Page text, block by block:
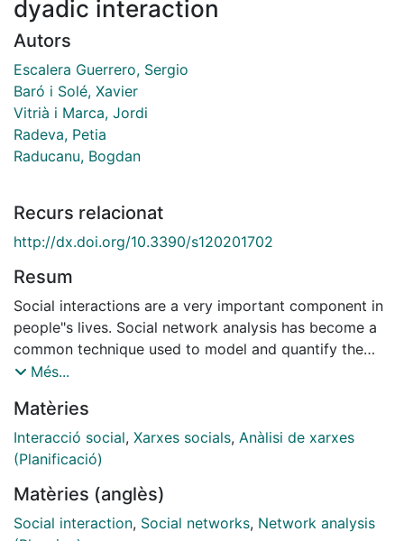
dyadic interaction
Autors
Escalera Guerrero, Sergio
Baró i Solé, Xavier
Vitrià i Marca, Jordi
Radeva, Petia
Raducanu, Bogdan
Recurs relacionat
http://dx.doi.org/10.3390/s120201702
Resum
Social interactions are a very important component in
people"s lives. Social network analysis has become a
common technique used to model and quantify the
properties of social interactions. In this paper, we
characteristics of a social network extracted from
multimodal dyadic interactions. For our study, we used
a set of videos belonging to New York Times"
represented as an oriented graph, whose directed links
are determined by the Inﬂuence Model. The links"
Més...
Matèries
Interacció social, Xarxes socials, Anàlisi de xarxes
(Planificació)
Matèries (anglès)
Social interaction, Social networks, Network analysis